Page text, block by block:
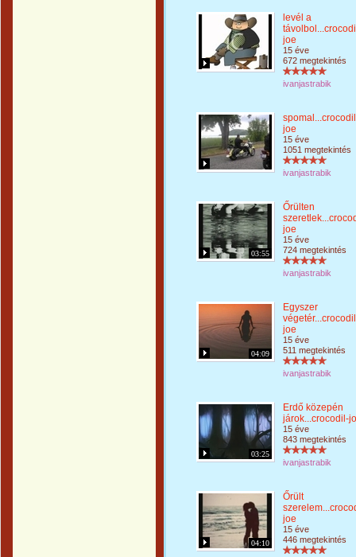
levél a
joe
15 éve
672 megtekintés
ivanjastrabik
joe
15 éve
1051 megtekintés
ivanjastrabik
03:55
Őrülten
joe
15 éve
724 megtekintés
ivanjastrabik
04:09
Egyszer
joe
15 éve
511 megtekintés
ivanjastrabik
03:25
Erdő közepén
járok...crocodil-
15 éve
843 megtekintés
ivanjastrabik
04:10
Őrült
joe
15 éve
446 megtekintés